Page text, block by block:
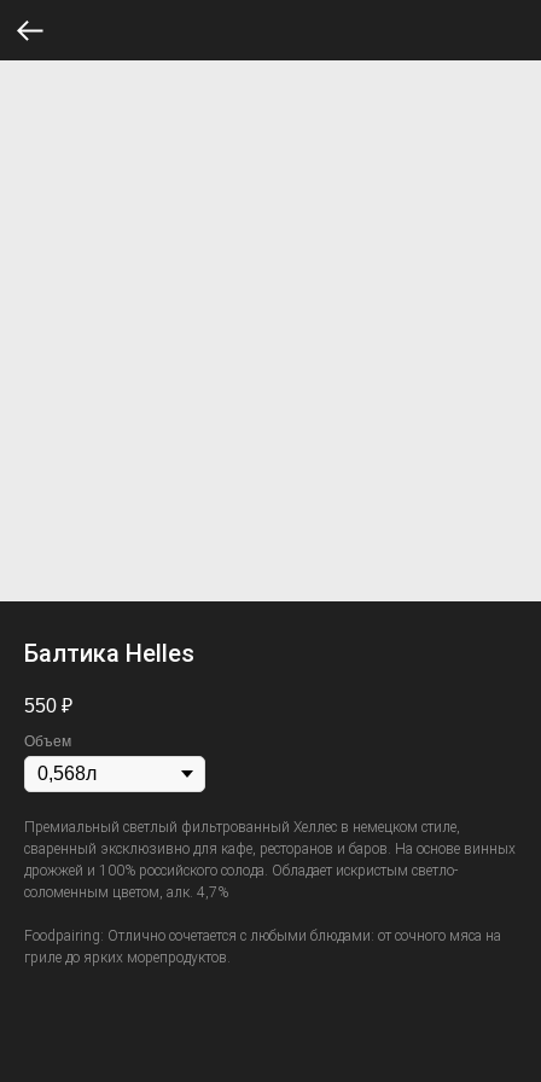
Балтика Helles
550 ₽
Объем
Премиальный светлый фильтрованный Хеллес в немецком стиле,
сваренный эксклюзивно для кафе, ресторанов и баров. На основе винных
дрожжей и 100% российского солода. Обладает искристым светло-
соломенным цветом, алк. 4,7%
Foodpairing: Отлично сочетается с любыми блюдами: от сочного мяса на
гриле до ярких морепродуктов.